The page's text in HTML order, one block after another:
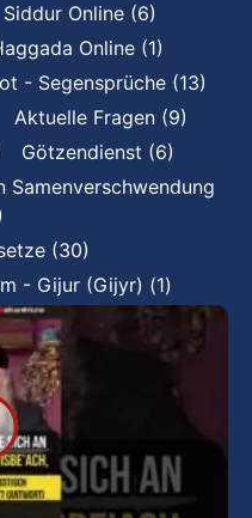
Siddur Online (6)
Online (1)
- Segensprüche (13)
Aktuelle Fragen (9)
Götzendienst (6)
Samenverschwendung
(30)
- Gijur (Gijyr) (1)